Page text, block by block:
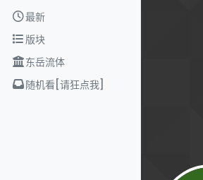
Skip to content
最新
版块
东岳流体
随机看[请狂点我]